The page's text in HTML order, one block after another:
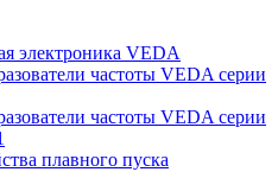
электроника VEDA
частоты VEDA серии
частоты VEDA серии
плавного пуска